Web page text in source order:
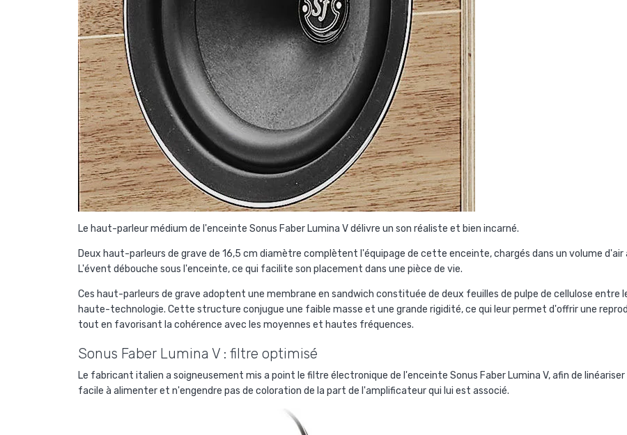
Le haut-parleur médium de l'enceinte Sonus Faber Lumina V délivre un son réaliste et bien incarné.
Deux haut-parleurs de grave de 16,5 cm diamètre complètent l'équipage de cette enceinte, chargés dans un volume d'air
L'évent débouche sous l'enceinte, ce qui facilite son placement dans une pièce de vie.
Ces haut-parleurs de grave adoptent une membrane en sandwich constituée de deux feuilles de pulpe de cellulose
haute-technologie. Cette structure conjugue une faible masse et une grande rigidité, ce qui leur permet d'offrir une
tout en favorisant la cohérence avec les moyennes et hautes fréquences.
Sonus Faber Lumina V : filtre optimisé
Le fabricant italien a soigneusement mis a point le filtre électronique de l'enceinte Sonus Faber Lumina V, afin de
facile à alimenter et n'engendre pas de coloration de la part de l'amplificateur qui lui est associé.